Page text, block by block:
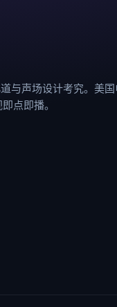
与声场设计考究。美
点即播。